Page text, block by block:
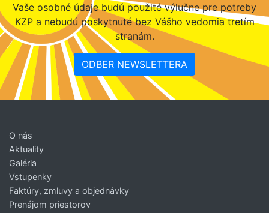
Vaše osobné údaje budú použité výlučne pre potreby
KZP a nebudú poskytnuté bez Vášho vedomia tretím
stranám.
ODBER NEWSLETTERA
O nás
Aktuality
Galéria
Vstupenky
Faktúry, zmluvy a objednávky
Prenájom priestorov